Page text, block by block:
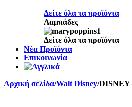
Δείτε όλα τα προϊόντα
Λαμπάδες
Δείτε όλα τα προϊόντα
Νέα Προϊόντα
Επικοινωνία
Αρχική σελίδα/Walt Disney/DISNEY